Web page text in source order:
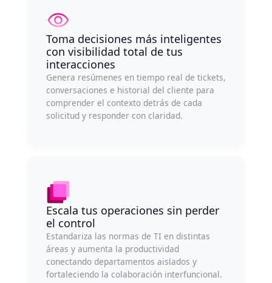
Toma decisiones más inteligentes
con visibilidad total de tus
interacciones
Genera resúmenes en tiempo real de tickets,
conversaciones e historial del cliente para
comprender el contexto detrás de cada
solicitud y responder con claridad.
Escala tus operaciones sin perder
el control
Estandariza las normas de TI en distintas
áreas y aumenta la productividad
conectando departamentos aislados y
fortaleciendo la colaboración interfuncional.